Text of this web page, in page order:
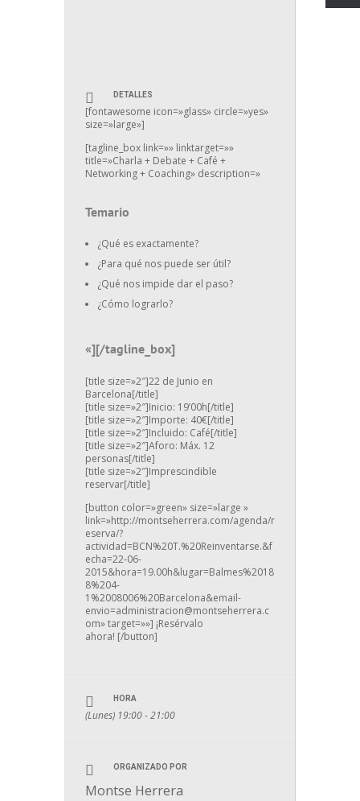
DETALLES
[fontawesome icon=»glass» circle=»yes»
size=»large»]
[tagline_box link=»» linktarget=»»
title=»Charla + Debate + Café +
Networking + Coaching» description=»
Temario
¿Qué es exactamente?
¿Para qué nos puede ser útil?
¿Qué nos impide dar el paso?
¿Cómo lograrlo?
«][/tagline_box]
[title size=»2″]22 de Junio en
Barcelona[/title]
[title size=»2″]Inicio: 19’00h[/title]
[title size=»2″]Importe: 40€[/title]
[title size=»2″]Incluido: Café[/title]
[title size=»2″]Aforo: Máx. 12
personas[/title]
[title size=»2″]Imprescindible
reservar[/title]
[button color=»green» size=»large »
link=»http://montseherrera.com/agenda/r
eserva/?
actividad=BCN%20T.%20Reinventarse.&f
echa=22-06-
2015&hora=19.00h&lugar=Balmes%2018
8%204-
1%2008006%20Barcelona&email-
envio=administracion@montseherrera.c
om» target=»»] ¡Resérvalo
ahora! [/button]
HORA
(Lunes) 19:00 - 21:00
ORGANIZADO POR
Montse Herrera